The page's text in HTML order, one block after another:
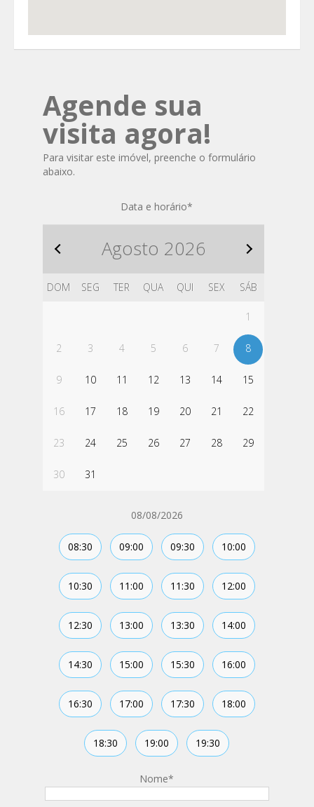
Agende sua
visita agora!
Para visitar este imóvel, preenche o formulário
abaixo.
Data e horário*
Agosto 2026
DOM SEG TER QUA QUI SEX SÁB
1
2 3 4 5 6 7 8
9 10 11 12 13 14 15
16 17 18 19 20 21 22
23 24 25 26 27 28 29
30 31
08/08/2026
08:30 09:00 09:30 10:00
10:30 11:00 11:30 12:00
12:30 13:00 13:30 14:00
14:30 15:00 15:30 16:00
16:30 17:00 17:30 18:00
18:30 19:00 19:30
Nome*